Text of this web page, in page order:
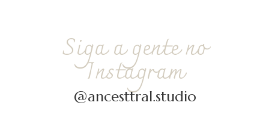
Siga a gente no
Instagram
@ancesttral.studio